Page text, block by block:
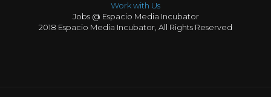
Work with Us
Jobs @ Espacio Media Incubator
2018 Espacio Media Incubator, All Rights Reserved